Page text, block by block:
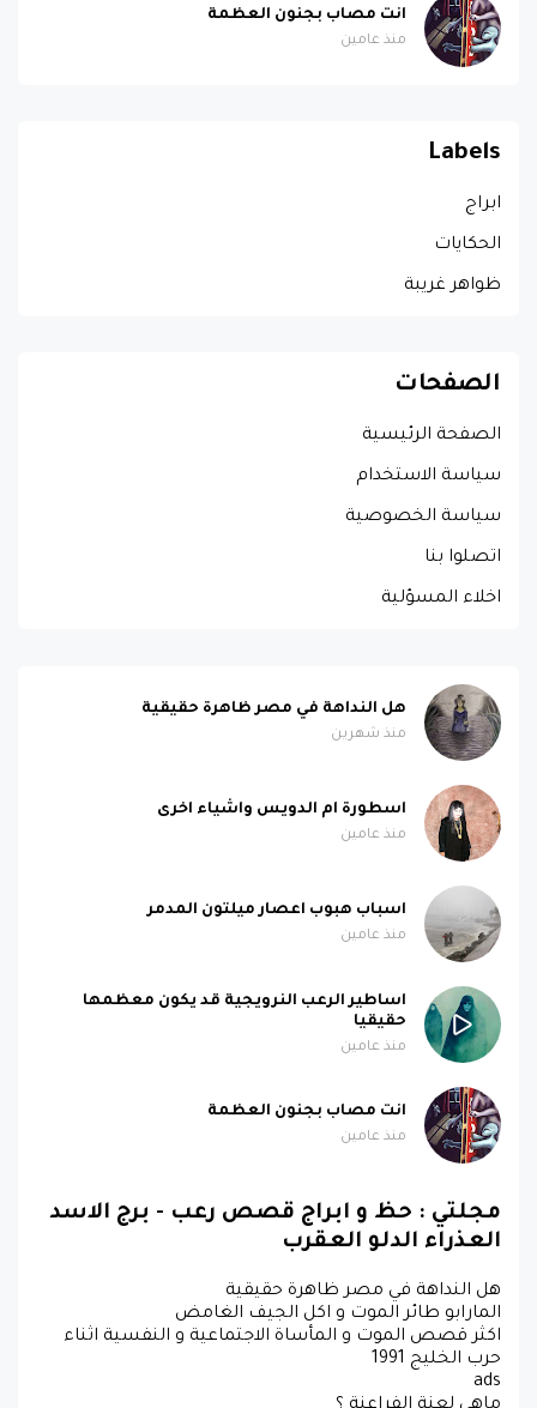
انت مصاب بجنون العظمة
منذ عامين
Labels
ابراج
الحكايات
ظواهر غريبة
الصفحات
الصفحة الرئيسية
سياسة الاستخدام
سياسة الخصوصية
اتصلوا بنا
اخلاء المسؤلية
هل النداهة في مصر ظاهرة حقيقية
منذ شهرين
اسطورة ام الدويس واشياء اخرى
منذ عامين
اسباب هبوب اعصار ميلتون المدمر
منذ عامين
اساطير الرعب النرويجية قد يكون معظمها
حقيقيا
منذ عامين
انت مصاب بجنون العظمة
منذ عامين
مجلتي : حظ و ابراج قصص رعب - برج الاسد
العذراء الدلو العقرب
هل النداهة في مصر ظاهرة حقيقية
المارابو طائر الموت و اكل الجيف الغامض
اكثر قصص الموت و المأساة الاجتماعية و النفسية اثناء
حرب الخليج 1991
ads